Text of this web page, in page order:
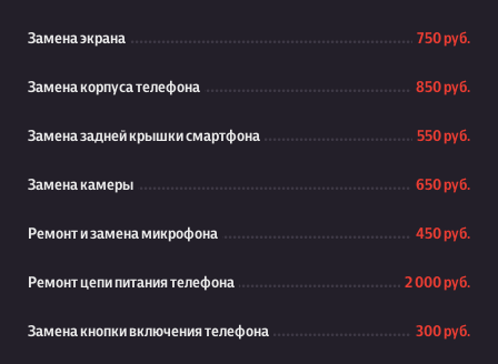
Замена экрана 750 руб.
Замена корпуса телефона 850 руб.
Замена задней крышки смартфона 550 руб.
Замена камеры 650 руб.
Ремонт и замена микрофона 450 руб.
Ремонт цепи питания телефона 2 000 руб.
Замена кнопки включения телефона 300 руб.